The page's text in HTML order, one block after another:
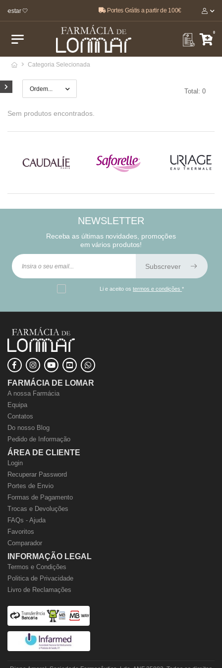
estar 🤍 Portes Grátis a partir de 100€
0
Categoria Selecionada
Total: 0
Sem produtos encontrados.
NEWSLETTER
Receba as últimas novidades, promoções
em vários produtos!
Subscrever
Li e aceito ostermos e condições*
FARMÁCIA DE LOMAR
A nossa Farmácia
Equipa
Contatos
Do nosso Blog
Pedido de Informação
ÁREA DE CLIENTE
Login
Recuperar Password
Portes de Envio
Formas de Pagamento
Trocas e Devoluções
FAQs - Ajuda
Favoritos
Comparador
INFORMAÇÃO LEGAL
Termos e Condições
Politica de Privacidade
Livro de Reclamações